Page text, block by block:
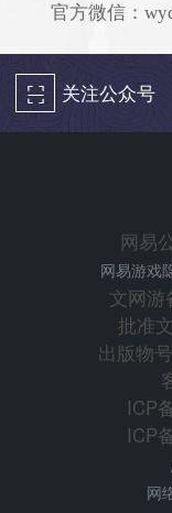
官方微信：
򰀁 关注公众号
网易
网易游戏
文网游
批准
出版物
ICP
ICP
网